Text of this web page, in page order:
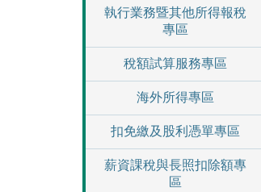
執行業務暨其他所得報稅
專區
稅額試算服務專區
海外所得專區
扣免繳及股利憑單專區
薪資課稅與長照扣除額專
區